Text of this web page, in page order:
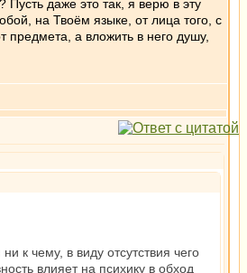
Пусть даже это так, я верю в эту
на Твоём языке, от лица того, с
предмета, а вложить в него душу,
к чему, в виду отсутствия чего
влияет на психику в обход